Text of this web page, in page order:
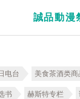
誠品動漫
电台 美食茶酒类商
书 赫斯特专栏